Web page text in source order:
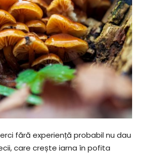
fără experiență probabil nu dau
care crește iarna în pofita